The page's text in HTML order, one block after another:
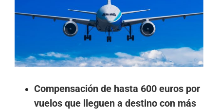
Compensación de hasta 600 euros por
vuelos que lleguen a destino con más